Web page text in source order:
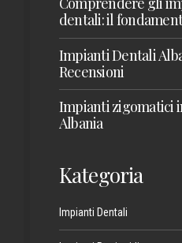
dentali: il
sorriso sano
Impianti Dentali
Recensioni
Impianti zigomatici
Albania
Kategoria
Impianti Dentali